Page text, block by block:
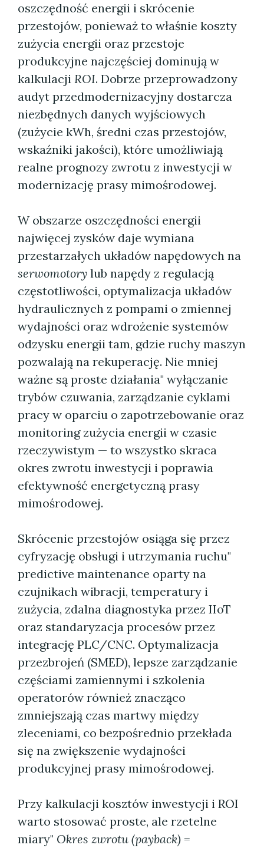
oszczędność energii i skrócenie
przestojów, ponieważ to właśnie koszty
zużycia energii oraz przestoje
produkcyjne najczęściej dominują w
kalkulacji ROI. Dobrze przeprowadzony
audyt przedmodernizacyjny dostarcza
niezbędnych danych wyjściowych
(zużycie kWh, średni czas przestojów,
wskaźniki jakości), które umożliwiają
realne prognozy zwrotu z inwestycji w
modernizację prasy mimośrodowej.
W obszarze oszczędności energii
najwięcej zysków daje wymiana
przestarzałych układów napędowych na
serwomotory lub napędy z regulacją
częstotliwości, optymalizacja układów
hydraulicznych z pompami o zmiennej
wydajności oraz wdrożenie systemów
odzysku energii tam, gdzie ruchy maszyn
pozwalają na rekuperację. Nie mniej
ważne są proste działania" wyłączanie
trybów czuwania, zarządzanie cyklami
pracy w oparciu o zapotrzebowanie oraz
monitoring zużycia energii w czasie
rzeczywistym — to wszystko skraca
okres zwrotu inwestycji i poprawia
efektywność energetyczną prasy
mimośrodowej.
Skrócenie przestojów osiąga się przez
cyfryzację obsługi i utrzymania ruchu"
predictive maintenance oparty na
czujnikach wibracji, temperatury i
zużycia, zdalna diagnostyka przez IIoT
oraz standaryzacja procesów przez
integrację PLC/CNC. Optymalizacja
przezbrojeń (SMED), lepsze zarządzanie
częściami zamiennymi i szkolenia
operatorów również znacząco
zmniejszają czas martwy między
zleceniami, co bezpośrednio przekłada
się na zwiększenie wydajności
produkcyjnej prasy mimośrodowej.
Przy kalkulacji kosztów inwestycji i ROI
warto stosować proste, ale rzetelne
miary" Okres zwrotu (payback) =